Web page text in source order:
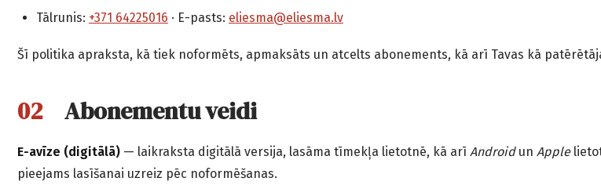
Tālrunis: +371 64225016 · E-pasts: eliesma@eliesma.lv
Šī politika apraksta, kā tiek noformēts, apmaksāts un atcelts abonements, kā arī Tavas kā
Abonementu veidi
E-avīze (digitālā) — laikraksta digitālā versija, lasāma tīmekļa lietotnē, kā arī Androidun Apple
pieejams lasīšanai uzreiz pēc noformēšanas.